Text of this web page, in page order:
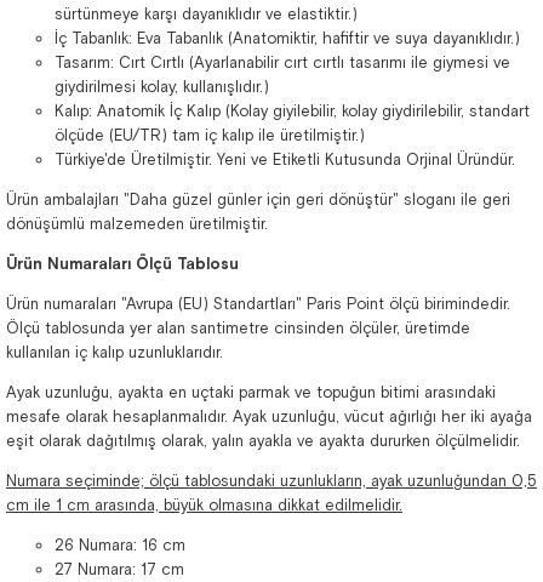
sürtünmeye karşı dayanıklıdır ve elastiktir.)
İç Tabanlık: Eva Tabanlık (Anatomiktir, hafiftir ve suya dayanıklıdır.)
Tasarım: Cırt Cırtlı (Ayarlanabilir cırt cırtlı tasarımı ile giymesi ve
giydirilmesi kolay, kullanışlıdır.)
Kalıp: Anatomik İç Kalıp (Kolay giyilebilir, kolay giydirilebilir, standart
ölçüde (EU/TR) tam iç kalıp ile üretilmiştir.)
Türkiye'de Üretilmiştir. Yeni ve Etiketli Kutusunda Orjinal Üründür.
Ürün ambalajları "Daha güzel günler için geri dönüştür" sloganı ile geri
dönüşümlü malzemeden üretilmiştir.
Ürün Numaraları Ölçü Tablosu
Ürün numaraları "Avrupa (EU) Standartları" Paris Point ölçü birimindedir.
Ölçü tablosunda yer alan santimetre cinsinden ölçüler, üretimde
kullanılan iç kalıp uzunluklarıdır.
Ayak uzunluğu, ayakta en uçtaki parmak ve topuğun bitimi arasındaki
mesafe olarak hesaplanmalıdır. Ayak uzunluğu, vücut ağırlığı her iki ayağa
eşit olarak dağıtılmış olarak, yalın ayakla ve ayakta dururken ölçülmelidir.
Numara seçiminde; ölçü tablosundaki uzunlukların, ayak uzunluğundan 0,5
cm ile 1 cm arasında, büyük olmasına dikkat edilmelidir.
26 Numara: 16 cm
27 Numara: 17 cm